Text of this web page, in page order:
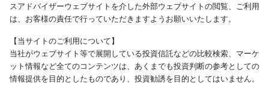
スアドバイザーウェブサイトを介した外部ウェブサイトの閲覧、ご利用
は、お客様の責任で行っていただきますようお願いいたします。
【当サイトのご利用について】
当社がウェブサイト等で展開している投資信託などの比較検索、マーケ
ット情報など全てのコンテンツは、あくまでも投資判断の参考としての
情報提供を目的としたものであり、投資勧誘を目的としてはいません。